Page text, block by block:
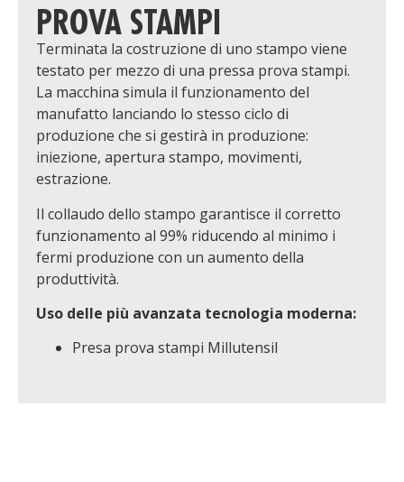
PROVA STAMPI
Terminata la costruzione di uno stampo viene
testato per mezzo di una pressa prova stampi.
La macchina simula il funzionamento del
manufatto lanciando lo stesso ciclo di
produzione che si gestirà in produzione:
iniezione, apertura stampo, movimenti,
estrazione.
Il collaudo dello stampo garantisce il corretto
funzionamento al 99% riducendo al minimo i
fermi produzione con un aumento della
produttività.
Uso delle più avanzata tecnologia moderna:
Presa prova stampi Millutensil